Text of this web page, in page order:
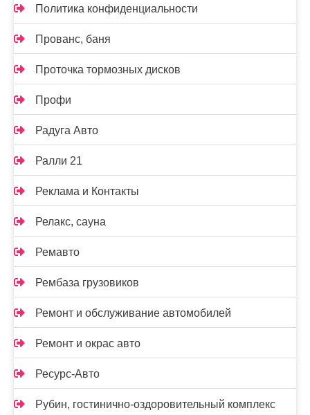
Политика конфиденциальности
Прованс, баня
Проточка тормозных дисков
Профи
Радуга Авто
Ралли 21
Реклама и Контакты
Релакс, сауна
Ремавто
Рембаза грузовиков
Ремонт и обслуживание автомобилей
Ремонт и окрас авто
Ресурс-Авто
Рубин, гостинично-оздоровительный комплекс